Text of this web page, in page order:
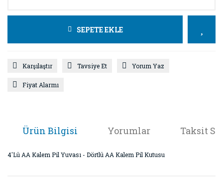
SEPETE EKLE
Karşılaştır Tavsiye Et Yorum Yaz
Fiyat Alarmı
Ürün Bilgisi Yorumlar Taksit
4'Lü AA Kalem Pil Yuvası - Dörtlü AA Kalem Pil Kutusu